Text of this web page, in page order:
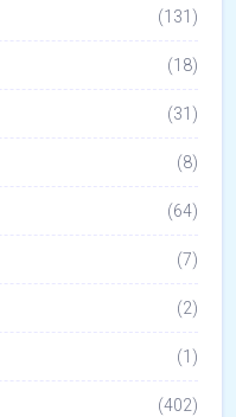
(131)
(18)
(31)
(8)
(64)
(7)
(2)
(1)
(402)